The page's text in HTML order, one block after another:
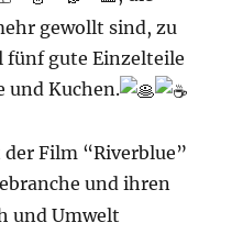
gewollt sind, zu
fünf gute Einzelteile
und Kuchen.
Film “Riverblue”
und ihren
und Umwelt